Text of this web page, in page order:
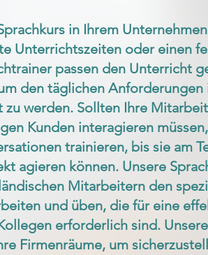
in Ihrem Unternehmen
Unterrichtszeiten oder einen
passen den Unterricht
den täglichen Anforderungen
werden. Sollten Ihre
Kunden interagieren
trainieren, bis sie am
agieren können. Unsere
Mitarbeitern den
und üben, die für eine
erforderlich sind. Unsere
Firmenräume, um